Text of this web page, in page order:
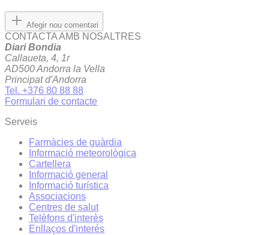
Afegir nou comentari
CONTACTA AMB NOSALTRES
Diari Bondia
Callaueta, 4, 1r
AD500 Andorra la Vella
Principat d'Andorra
Tel. +376 80 88 88
Formulari de contacte
Serveis
Farmàcies de guàrdia
Informació meteorològica
Cartellera
Informació general
Informació turística
Associacions
Centres de salut
Telèfons d'interès
Enllaços d'interés